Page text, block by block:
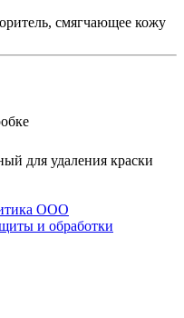
смягчающее кожу
ООО
и обработки